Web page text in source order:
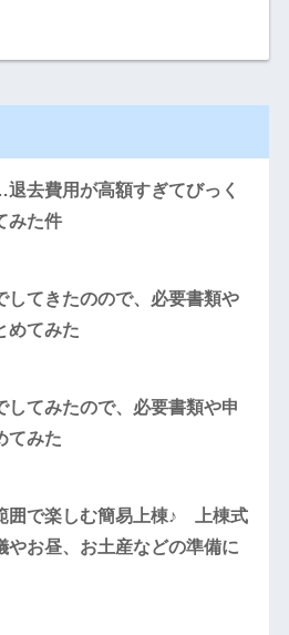
去費用が高額すぎてびっく
みた件
してきたのので、必要書類や
めてみた
してみたので、必要書類や申
てみた
囲で楽しむ簡易上棟♪ 上棟式
やお昼、お土産などの準備に